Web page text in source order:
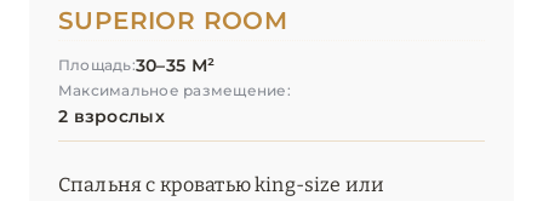
SUPERIOR ROOM
Площадь:30–35 М²
Максимальное размещение:
2 взрослых
Спальня с кроватью king-size или